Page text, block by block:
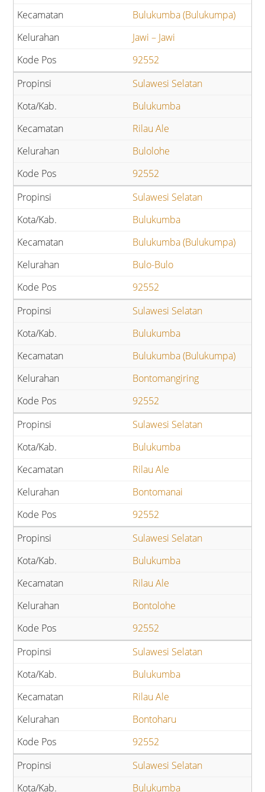
Bulukumba (Bulukumpa)
Jawi – Jawi
92552
Sulawesi Selatan
Bulukumba
Rilau Ale
Bulolohe
92552
Sulawesi Selatan
Bulukumba
Bulukumba (Bulukumpa)
Bulo-Bulo
92552
Sulawesi Selatan
Bulukumba
Bulukumba (Bulukumpa)
Bontomangiring
92552
Sulawesi Selatan
Bulukumba
Rilau Ale
Bontomanai
92552
Sulawesi Selatan
Bulukumba
Rilau Ale
Bontolohe
92552
Sulawesi Selatan
Bulukumba
Rilau Ale
Bontoharu
92552
Sulawesi Selatan
Bulukumba